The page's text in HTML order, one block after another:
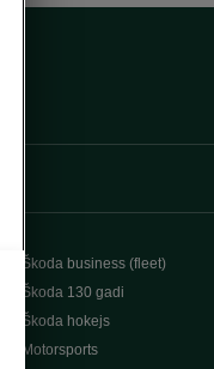
Škoda business (fleet)
Škoda 130 gadi
Škoda hokejs
Motorsports